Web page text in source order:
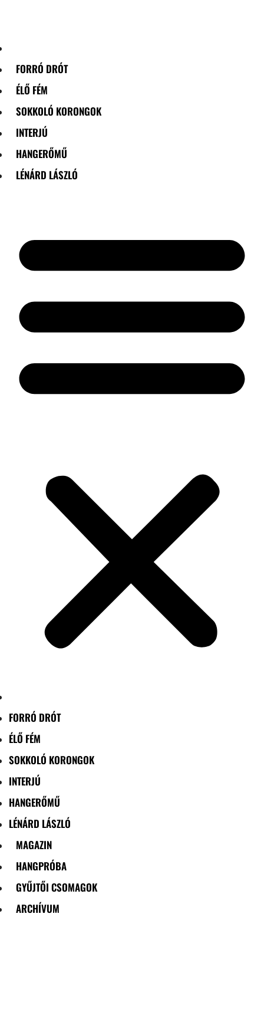
FORRÓ DRÓT
ÉLŐ FÉM
SOKKOLÓ KORONGOK
INTERJÚ
HANGERŐMŰ
LÉNÁRD LÁSZLÓ
FORRÓ DRÓT
ÉLŐ FÉM
SOKKOLÓ KORONGOK
INTERJÚ
HANGERŐMŰ
LÉNÁRD LÁSZLÓ
MAGAZIN
HANGPRÓBA
GYŰJTŐI CSOMAGOK
ARCHÍVUM